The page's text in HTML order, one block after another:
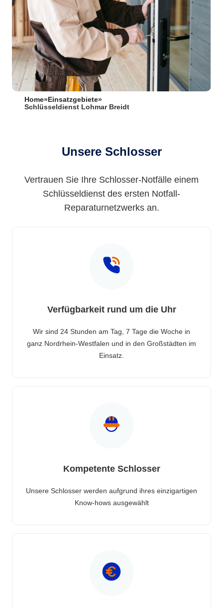
Home» Einsatzgebiete»
Schlüsseldienst Lohmar Breidt
Unsere Schlosser
Vertrauen Sie Ihre Schlosser-Notfälle einem
Schlüsseldienst des ersten Notfall-
Reparaturnetzwerks an.
Verfügbarkeit rund um die Uhr
Wir sind 24 Stunden am Tag, 7 Tage die Woche in
ganz Nordrhein-Westfalen und in den Großstädten im
Einsatz.
Kompetente Schlosser
Unsere Schlosser werden aufgrund ihres einzigartigen
Know-hows ausgewählt